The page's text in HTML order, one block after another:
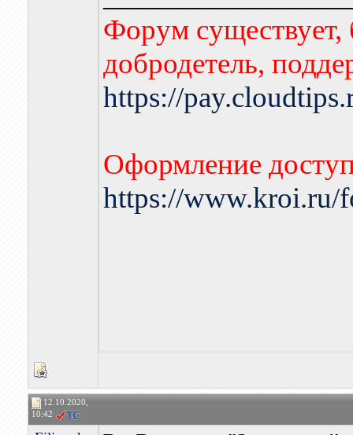
Форум существует,
добродетель,
https://
Оформление
https://www.kroi.ru/
12.10.2020,
10:42